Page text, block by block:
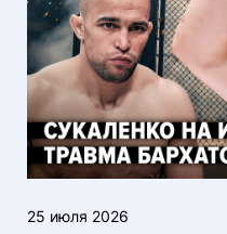
25 июля 2026